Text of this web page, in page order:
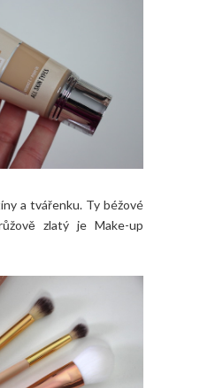
a tvářenku. Ty béžové
zlatý je Make-up